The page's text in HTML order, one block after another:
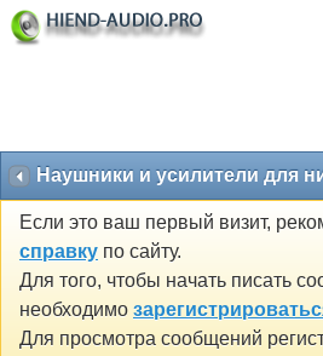
Наушники и усилители для
Если это ваш первый визит,
справку по сайту.
Для того, чтобы начать писать
необходимо
Для просмотра сообщений